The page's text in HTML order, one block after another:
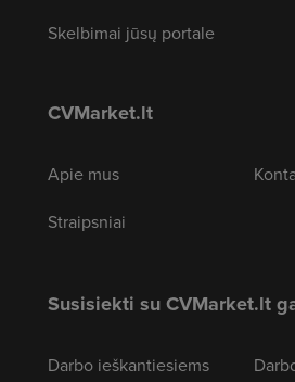
Skelbimai jūsų portale
CVMarket.lt
Apie mus
Straipsniai
Susisiekti su CVMarket.lt
Darbo ieškantiesiems